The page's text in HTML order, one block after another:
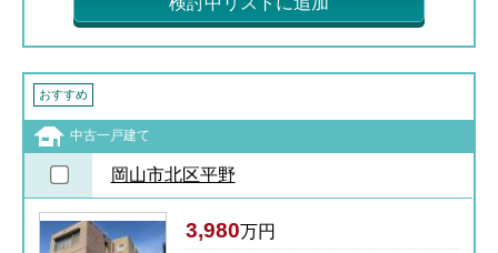
おすすめ
中古一戸建て
岡山市北区平野
3,980万円